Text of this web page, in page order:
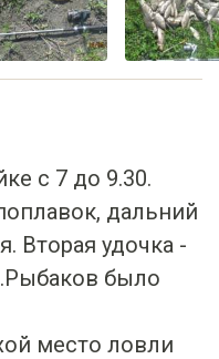
с 7 до 9.30.
дальний
Вторая удочка -
было
место ловли